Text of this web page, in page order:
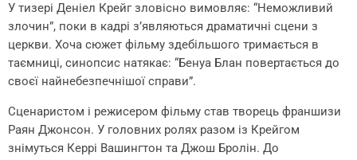
У тизері Деніел Крейг зловісно вимовляє: “Неможливий
злочин”, поки в кадрі зʼявляються драматичні сцени з
церкви. Хоча сюжет фільму здебільшого тримається в
таємниці, синопсис натякає: “Бенуа Блан повертається до
своєї найнебезпечнішої справи”.
Сценаристом і режисером фільму став творець франшизи
Раян Джонсон. У головних ролях разом із Крейгом
знімуться Керрі Вашингтон та Джош Бролін. До